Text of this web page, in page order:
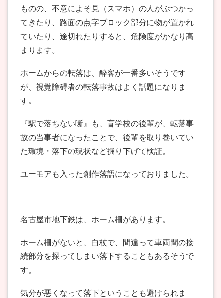
ものの、不意によそ見（スマホ）の人がぶつかっ
てきたり、路面の点字ブロック部分に物が置かれ
ていたり、途切れたりすると、危険度がかなり高
まります。
ホームからの転落は、酔客が一番多いそうです
が、視覚障碍者の転落事故はよく話題になりま
す。
『駅で落ちない噺』も、盲学校の後輩が、転落事
故の当事者になったことで、後輩を取り巻いてい
た環境・落下の現状など掘り下げて検証。
ユーモアも入った創作落語になっておりました。
名古屋市地下鉄は、ホーム柵があります。
ホーム柵がないと、白杖で、間違って車両間の接
続部分を探ってしまい落下することもあるそうで
す。
気分が悪くなって落下ということも避けられま